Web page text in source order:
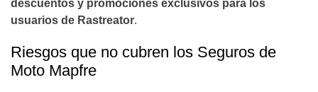
descuentos y promociones exclusivos para los
usuarios de Rastreator.
Riesgos que no cubren los Seguros de
Moto Mapfre